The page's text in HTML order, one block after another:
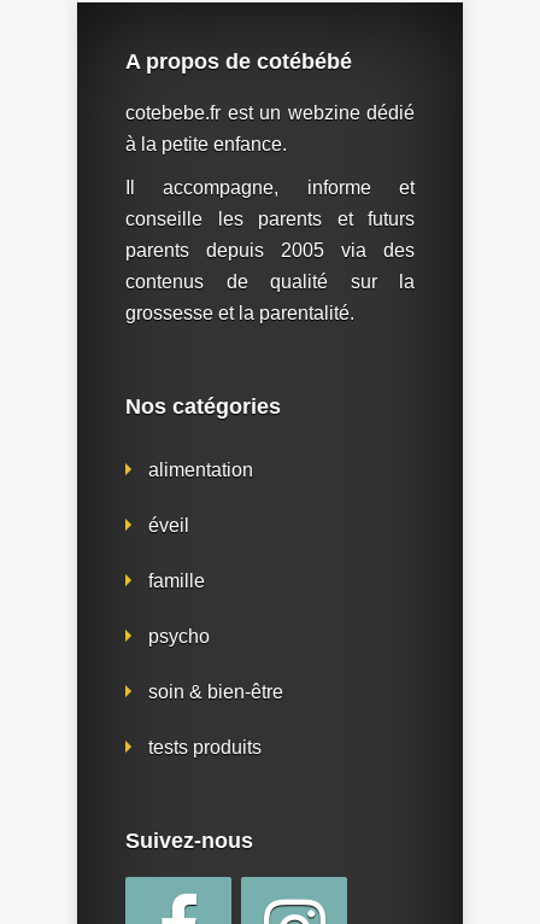
A propos de cotébébé
cotebebe.fr est un webzine dédié
à la petite enfance.
Il accompagne, informe et
conseille les parents et futurs
parents depuis 2005 via des
contenus de qualité sur la
grossesse et la parentalité.
Nos catégories
alimentation
éveil
famille
psycho
soin & bien-être
tests produits
Suivez-nous